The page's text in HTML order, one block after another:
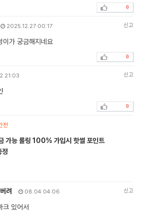
0
2025.12.27 00:17 신고
이가 궁금해지네요
0
21:03 신고
0
전
가능 롤링 100% 가입시 핫썰 포인트
려 08.04 04:06 신고
크 있어서